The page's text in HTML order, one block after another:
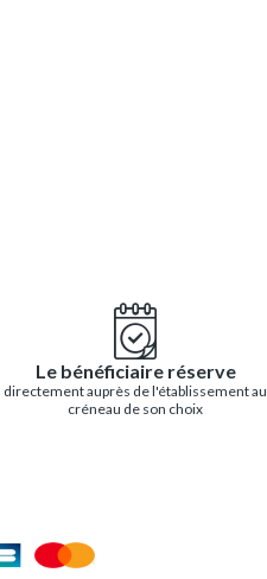
Le bénéficiaire réserve
directement auprès de l'établissement au
créneau de son choix